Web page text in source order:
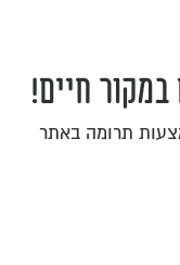
חיים!
תרומה באתר